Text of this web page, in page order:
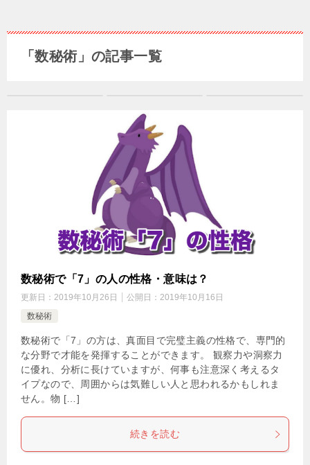
「数秘術」の記事一覧
数秘術で「7」の人の性格・意味は？
更新日： 2019年10月26日 公開日： 2019年10月16日
数秘術
数秘術で「7」の方は、真面目で完璧主義の性格で、専門的
な分野で才能を発揮することができます。 観察力や洞察力
に優れ、分析に長けていますが、何事も注意深く考えるタ
イプなので、周囲からは気難しい人と思われるかもしれま
せん。物 […]
続きを読む